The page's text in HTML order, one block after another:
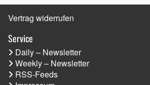
Vertrag widerrufen
Service
Daily – Newsletter
Weekly – Newsletter
RSS-Feeds